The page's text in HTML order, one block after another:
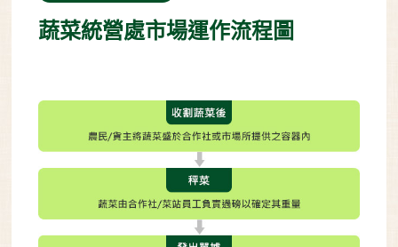
蔬菜統營處市場運作流程圖